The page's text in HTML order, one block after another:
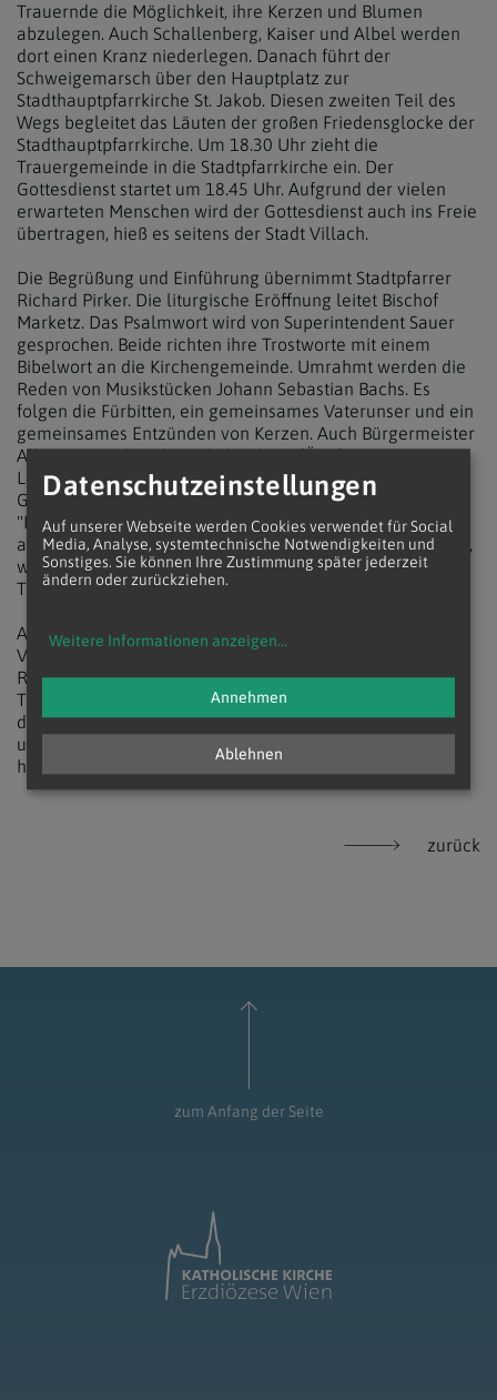
Trauernde die Möglichkeit, ihre Kerzen und Blumen
abzulegen. Auch Schallenberg, Kaiser und Albel werden
dort einen Kranz niederlegen. Danach führt der
Schweigemarsch über den Hauptplatz zur
Stadthauptpfarrkirche St. Jakob. Diesen zweiten Teil des
Wegs begleitet das Läuten der großen Friedensglocke der
Stadthauptpfarrkirche. Um 18.30 Uhr zieht die
Trauergemeinde in die Stadtpfarrkirche ein. Der
Gottesdienst startet um 18.45 Uhr. Aufgrund der vielen
erwarteten Menschen wird der Gottesdienst auch ins Freie
übertragen, hieß es seitens der Stadt Villach.
Die Begrüßung und Einführung übernimmt Stadtpfarrer
Richard Pirker. Die liturgische Eröffnung leitet Bischof
Marketz. Das Psalmwort wird von Superintendent Sauer
gesprochen. Beide richten ihre Trostworte mit einem
Bibelwort an die Kirchengemeinde. Umrahmt werden die
Reden von Musikstücken Johann Sebastian Bachs. Es
folgen die Fürbitten, ein gemeinsames Vaterunser und ein
gemeinsames Entzünden von Kerzen. Auch Bürgermeister
Albel, Bundeskanzler Schallenberg (ÖVP) und
Landeshauptmann Kaiser richten ihr Wort an die
Gemeinde. Zum Abschluss wird das ökumenische Lied
"Komm, Herr, segne uns, dass wir uns nicht trennen"
angestimmt, das "schon in der DDR gesungen worden ist",
wie Pirker Kathpress gegenüber mitteilte. Der offizielle
Teil der Trauerfeier wird gegen 20 Uhr beendet sein.
Auch der Villacher Imam Esad Memi und weitere
Vertreterinnen und Vertreter der Islamischen
Religionsgemeinde Kärnten haben sich für die
Trauerveranstaltung angekündigt, "um die Solidarität und
das Mitgefühl der muslimischen Gemeinschaft zu
unterstreichen", wie es seitens der IGGÖ am Dienstag
hieß.
zurück
zum Anfang der Seite
Datenschutzeinstellungen
Auf unserer Webseite werden Cookies verwendet für Social
Media, Analyse, systemtechnische Notwendigkeiten und
Sonstiges. Sie können Ihre Zustimmung später jederzeit
ändern oder zurückziehen.
Weitere Informationen anzeigen...
Ablehnen
Annehmen